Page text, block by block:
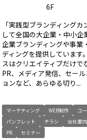
6F
「実践型ブランディングカ
して全国の大企業・中小企
企業ブランディングや事業
ディングを提供しています
スはクリエイティブだけで
PR、メディア発信、セー
ョンなど、あらゆる切り...
マーケティング WEB制作
コ
パンフレット
チラシ 会社案内
PR
セミナー